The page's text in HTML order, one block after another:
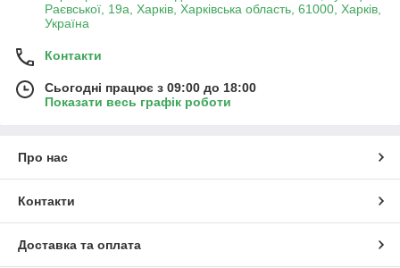
Раєвської, 19а, Харків, Харківська область, 61000, Харків,
Україна
Контакти
Сьогодні працює з 09:00 до 18:00
Показати весь графік роботи
Про нас
Контакти
Доставка та оплата